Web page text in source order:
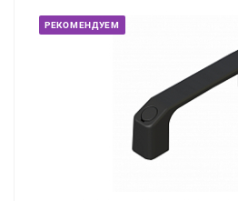
РЕКОМЕНДУЕМ